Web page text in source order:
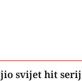
svijet hit